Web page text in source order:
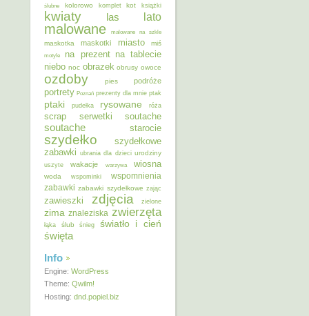
ślubne
kolorowo komplet kot książki
kwiaty las lato
malowane malowane na szkle
maskotka maskotki miasto miś
motyle na prezent na tablecie
niebo noc obrazek obrusy owoce
ozdoby pies podróże
portrety Poznań prezenty dla mnie ptak
ptaki pudełka rysowane róża
scrap serwetki soutache
soutache starocie
szydełko
szydełkowe
zabawki ubrania dla dzieci urodziny
uszyte wakacje warzywa wiosna
woda wspominki
wspomnienia
zabawki zabawki szydełkowe zając
zawieszki zdjęcia zielone
zima znaleziska zwierzęta
łąka ślub śnieg światło i cień
święta
Info
Engine: WordPress
Theme: Qwilm!
Hosting: dnd.popiel.biz